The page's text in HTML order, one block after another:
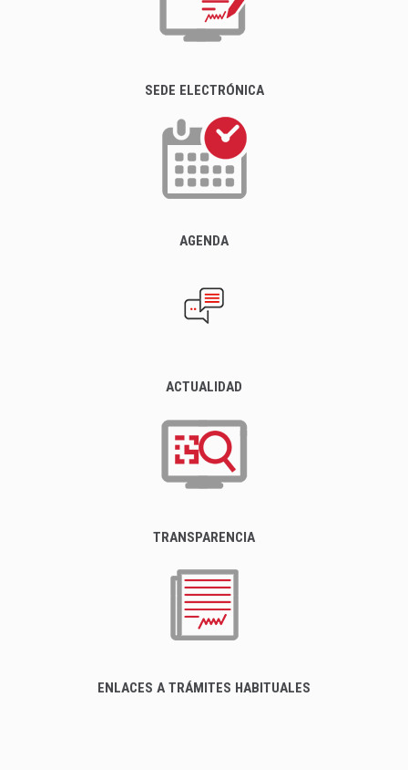
SEDE ELECTRÓNICA
AGENDA
ACTUALIDAD
TRANSPARENCIA
ENLACES A TRÁMITES HABITUALES